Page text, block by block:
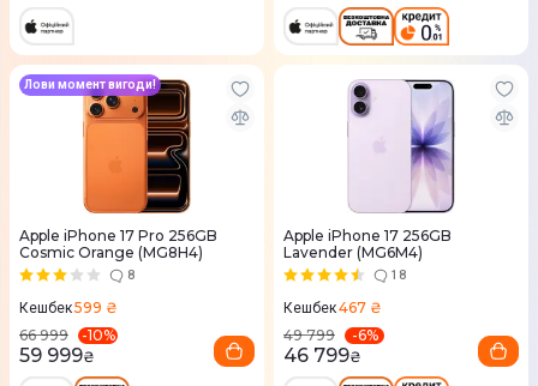
Apple iPhone 17 Pro 256GB
Cosmic Orange (MG8H4)
8
Лови момент вигоди!
Кешбек599 ₴
66 999
-10%
59 999₴
Apple iPhone 17 256GB
Lavender (MG6M4)
18
Кешбек467 ₴
49 799
-6%
46 799₴